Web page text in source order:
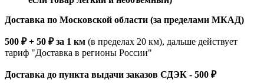
Доставка по Московской области (за пределами МКАД)
500 ₽ + 50 ₽ за 1 км (в пределах 20 км), дальше действует
тариф "Доставка в регионы России"
Доставка до пункта выдачи заказов СДЭК - 500 ₽